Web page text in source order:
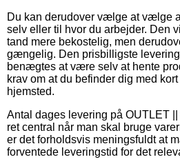
Du kan derudover vælge at vælge
selv eller til hvor du arbejder. Den
tand mere bekostelig, men
gængelig. Den prisbilligste
benægtes at være selv at hente
krav om at du befinder dig med
hjemsted.
Antal dages levering på OUTLET
ret central når man skal bruge
er det forholdsvis meningsfuldt at
forventede leveringstid for det